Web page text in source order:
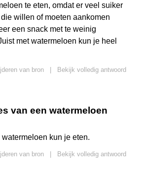
te eten, omdat er veel suiker
willen of moeten aankomen
een snack met te weinig
met watermeloen kun je heel
van bron
Bekijk volledig antwoord
van een watermeloen
kun je eten.
van bron
Bekijk volledig antwoord